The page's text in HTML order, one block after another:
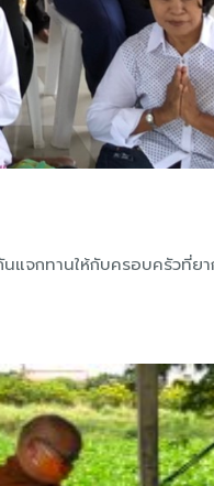
กทานให้กับครอบครัวที่ยา